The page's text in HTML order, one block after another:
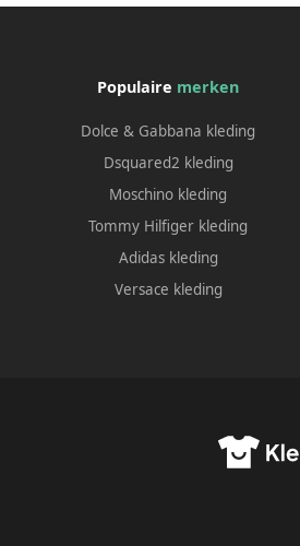
Populaire merken
Dolce & Gabbana kleding
Dsquared2 kleding
Moschino kleding
Tommy Hilfiger kleding
Adidas kleding
Versace kleding